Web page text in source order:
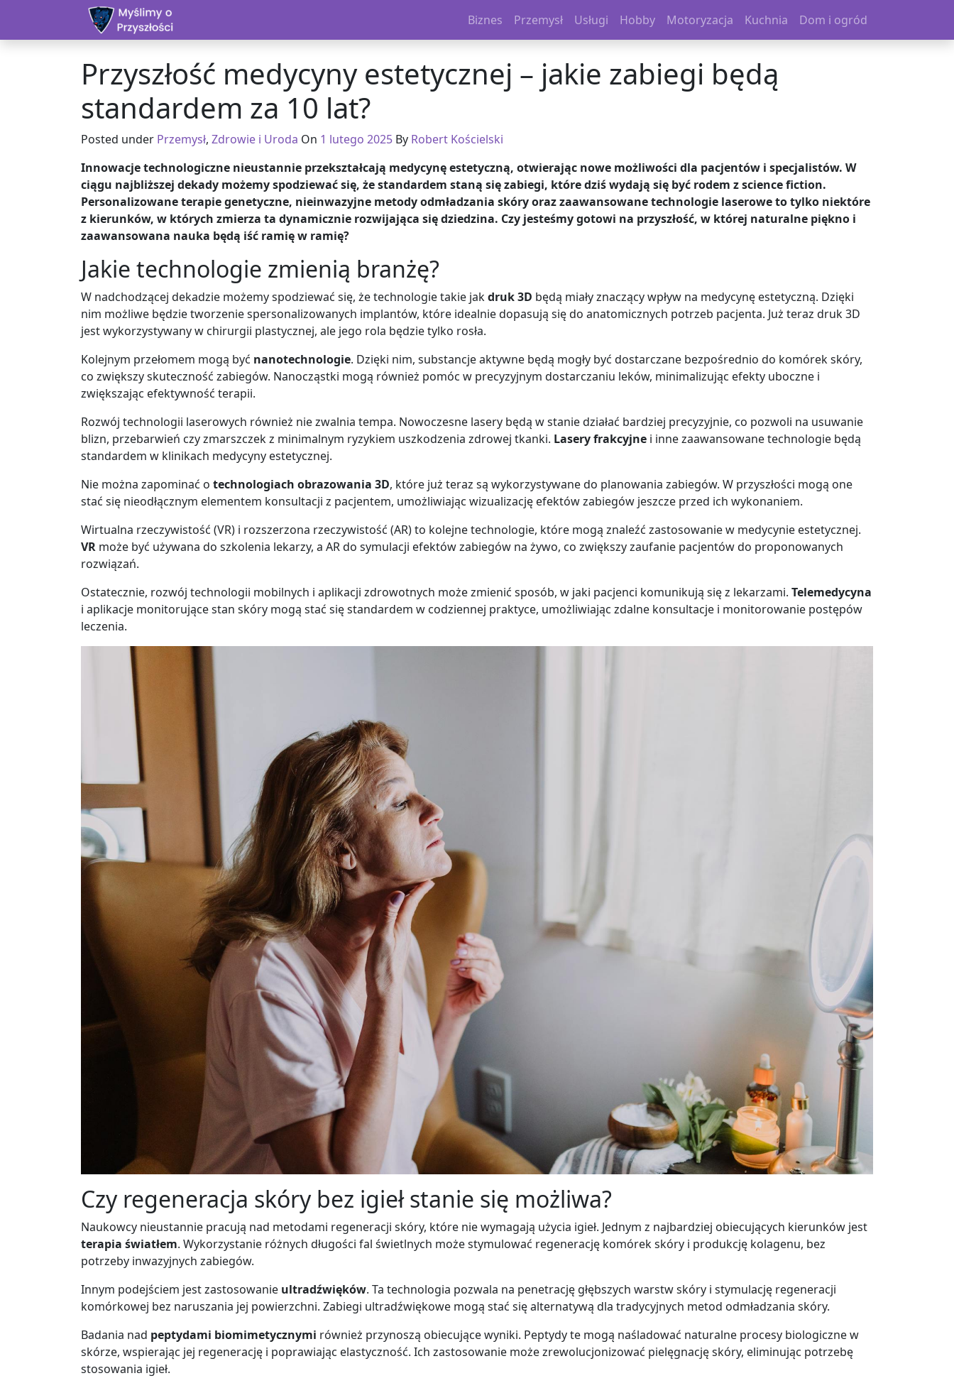
Biznes Przemysł Usługi Hobby Motoryzacja Kuchnia Dom i ogród
Przyszłość medycyny estetycznej – jakie zabiegi będą
standardem za 10 lat?
Posted under Przemysł, Zdrowie i Uroda On 1 lutego 2025 By Robert Kościelski
Innowacje technologiczne nieustannie przekształcają medycynę estetyczną, otwierając nowe możliwości dla pacjentów i specjalistów. W
ciągu najbliższej dekady możemy spodziewać się, że standardem staną się zabiegi, które dziś wydają się być rodem z science fiction.
Personalizowane terapie genetyczne, nieinwazyjne metody odmładzania skóry oraz zaawansowane technologie laserowe to tylko niektóre
z kierunków, w których zmierza ta dynamicznie rozwijająca się dziedzina. Czy jesteśmy gotowi na przyszłość, w której naturalne piękno i
zaawansowana nauka będą iść ramię w ramię?
Jakie technologie zmienią branżę?
W nadchodzącej dekadzie możemy spodziewać się, że technologie takie jakdruk 3D będą miały znaczący wpływ na medycynę estetyczną. Dzięki
nim możliwe będzie tworzenie spersonalizowanych implantów, które idealnie dopasują się do anatomicznych potrzeb pacjenta. Już teraz druk 3D
jest wykorzystywany w chirurgii plastycznej, ale jego rola będzie tylko rosła.
Kolejnym przełomem mogą być nanotechnologie. Dzięki nim, substancje aktywne będą mogły być dostarczane bezpośrednio do komórek skóry,
co zwiększy skuteczność zabiegów. Nanocząstki mogą również pomóc w precyzyjnym dostarczaniu leków, minimalizując efekty uboczne i
zwiększając efektywność terapii.
Rozwój technologii laserowych również nie zwalnia tempa. Nowoczesne lasery będą w stanie działać bardziej precyzyjnie, co pozwoli na usuwanie
blizn, przebarwień czy zmarszczek z minimalnym ryzykiem uszkodzenia zdrowej tkanki. Lasery frakcyjne i inne zaawansowane technologie będą
standardem w klinikach medycyny estetycznej.
Nie można zapominać o technologiach obrazowania 3D, które już teraz są wykorzystywane do planowania zabiegów. W przyszłości mogą one
stać się nieodłącznym elementem konsultacji z pacjentem, umożliwiając wizualizację efektów zabiegów jeszcze przed ich wykonaniem.
Wirtualna rzeczywistość (VR) i rozszerzona rzeczywistość (AR) to kolejne technologie, które mogą znaleźć zastosowanie w medycynie estetycznej.
VR może być używana do szkolenia lekarzy, a AR do symulacji efektów zabiegów na żywo, co zwiększy zaufanie pacjentów do proponowanych
rozwiązań.
Ostatecznie, rozwój technologii mobilnych i aplikacji zdrowotnych może zmienić sposób, w jaki pacjenci komunikują się z lekarzami. Telemedycyna
i aplikacje monitorujące stan skóry mogą stać się standardem w codziennej praktyce, umożliwiając zdalne konsultacje i monitorowanie postępów
leczenia.
Czy regeneracja skóry bez igieł stanie się możliwa?
Naukowcy nieustannie pracują nad metodami regeneracji skóry, które nie wymagają użycia igieł. Jednym z najbardziej obiecujących kierunków jest
terapia światłem. Wykorzystanie różnych długości fal świetlnych może stymulować regenerację komórek skóry i produkcję kolagenu, bez
potrzeby inwazyjnych zabiegów.
Innym podejściem jest zastosowanie ultradźwięków. Ta technologia pozwala na penetrację głębszych warstw skóry i stymulację regeneracji
komórkowej bez naruszania jej powierzchni. Zabiegi ultradźwiękowe mogą stać się alternatywą dla tradycyjnych metod odmładzania skóry.
Badania nad peptydami biomimetycznymi również przynoszą obiecujące wyniki. Peptydy te mogą naśladować naturalne procesy biologiczne w
skórze, wspierając jej regenerację i poprawiając elastyczność. Ich zastosowanie może zrewolucjonizować pielęgnację skóry, eliminując potrzebę
stosowania igieł.